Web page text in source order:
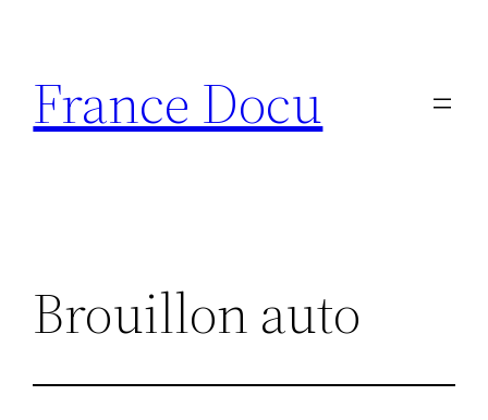
contenu
France Docu
Brouillon auto